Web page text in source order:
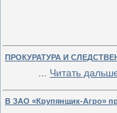
ПРОКУРАТУРА И
Читать
В ЗАО «Крупянщик-Агро»